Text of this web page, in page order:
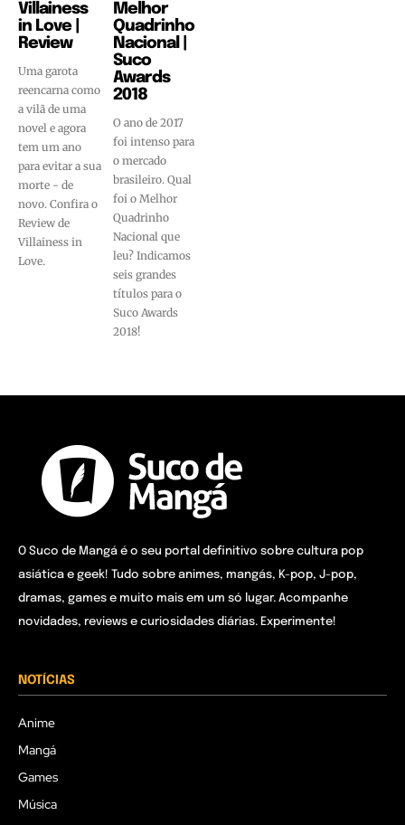
Villainess
in Love |
Review
Uma garota
reencarna como
a vilã de uma
novel e agora
tem um ano
para evitar a sua
morte - de
novo. Confira o
Review de
Villainess in
Love.
Melhor
Quadrinho
Nacional |
Suco
Awards
2018
O ano de 2017
foi intenso para
o mercado
brasileiro. Qual
foi o Melhor
Quadrinho
Nacional que
leu? Indicamos
seis grandes
títulos para o
Suco Awards
2018!
O Suco de Mangá é o seu portal definitivo sobre cultura pop
asiática e geek! Tudo sobre animes, mangás, K-pop, J-pop,
dramas, games e muito mais em um só lugar. Acompanhe
novidades, reviews e curiosidades diárias. Experimente!
NOTÍCIAS
Anime
Mangá
Games
Música